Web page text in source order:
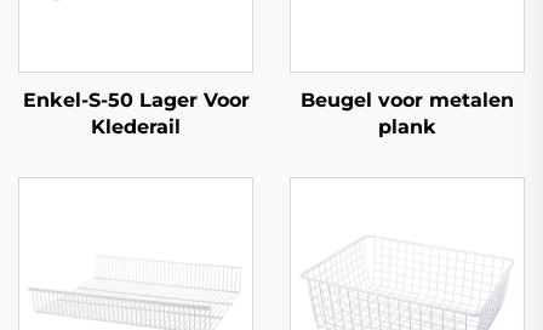
Enkel-S-50 Lager Voor
Klederail
Beugel voor metalen
plank